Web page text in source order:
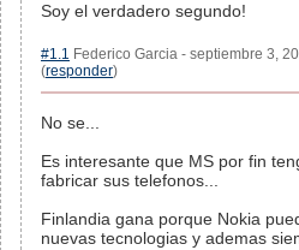
Soy el verdadero segundo!
#1.1 Federico Garcia - septiembre 3,
(responder)
No se...
Es interesante que MS por fin
fabricar sus telefonos...
Finlandia gana porque Nokia
nuevas tecnologias y ademas